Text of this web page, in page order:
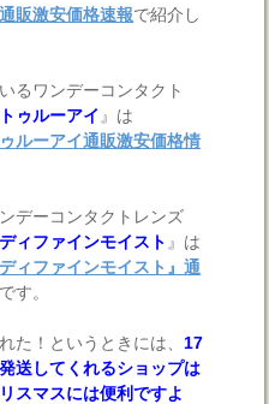
販激安価格速報で紹介し
るワンデーコンタクト
ゥルーアイ 』は
ルーアイ通販激安価格情
デーコンタクトレンズ
ィファインモイスト 』は
ィファインモイスト』通
す。
た！というときには、 17
送してくれるショップは
スマスには便利ですよ